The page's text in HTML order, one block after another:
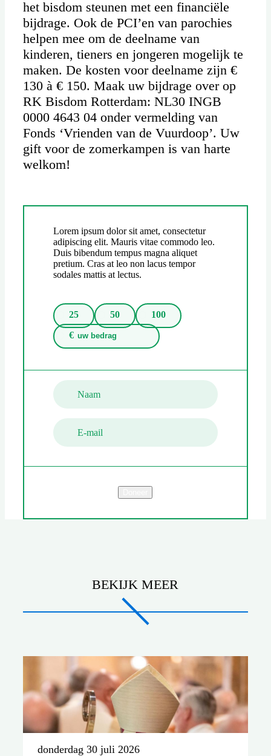
het bisdom steunen met een financiële
bijdrage. Ook de PCI’en van parochies
helpen mee om de deelname van
kinderen, tieners en jongeren mogelijk te
maken. De kosten voor deelname zijn €
130 à € 150. Maak uw bijdrage over op
RK Bisdom Rotterdam: NL30 INGB
0000 4643 04 onder vermelding van
Fonds ‘Vrienden van de Vuurdoop’. Uw
gift voor de zomerkampen is van harte
welkom!
Lorem ipsum dolor sit amet, consectetur
adipiscing elit. Mauris vitae commodo leo.
Duis bibendum tempus magna aliquet
pretium. Cras at leo non lacus tempor
sodales mattis at lectus.
25 50
100
€
Naam
E-mail
BEKIJK MEER
donderdag 30 juli 2026